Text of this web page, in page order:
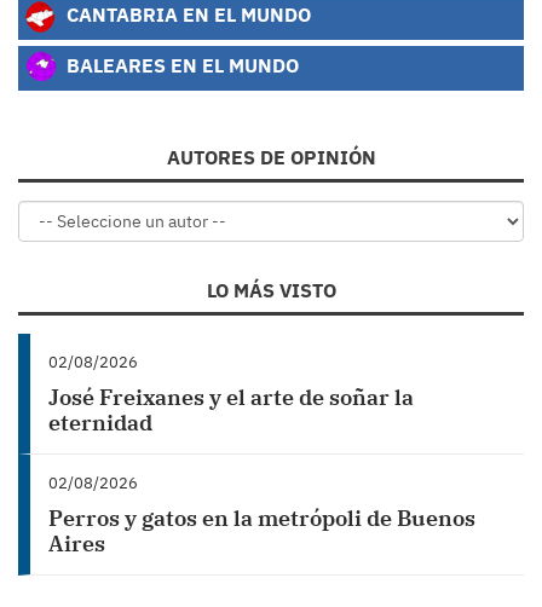
CANTABRIA EN EL MUNDO
BALEARES EN EL MUNDO
AUTORES DE OPINIÓN
LO MÁS VISTO
02/08/2026
José Freixanes y el arte de soñar la
eternidad
02/08/2026
Perros y gatos en la metrópoli de Buenos
Aires